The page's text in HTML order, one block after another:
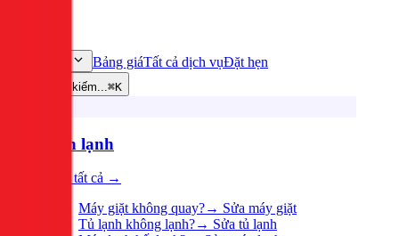
Bảng giáTất cả dịch vụĐặt hẹn
Tìm kiếm...⌘K
Điện lạnh
Xem tất cả →
Máy giặt không quay?→ Sửa máy giặt
Tủ lạnh không lạnh?→ Sửa tủ lạnh